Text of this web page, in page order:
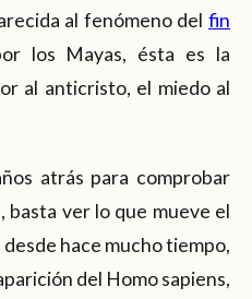
al fenómeno del fin
los Mayas, ésta es la
al anticristo, el miedo al
atrás para comprobar
basta ver lo que mueve el
hace mucho tiempo,
del Homo sapiens,